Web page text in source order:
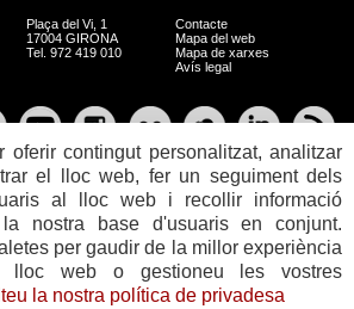
Plaça del Vi, 1
17004 GIRONA
Tel. 972 419 010
Contacte
Mapa del web
Mapa de xarxes
Avís legal
oferir contingut personalitzat, analitzar
el lloc web, fer un seguiment dels
al lloc web i recollir informació
la nostra base d'usuaris en conjunt.
per gaudir de la millor experiència
lloc web o gestioneu les vostres
la nostra política de privadesa